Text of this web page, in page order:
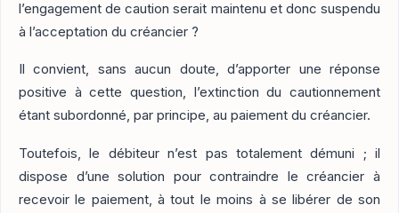
l’engagement de caution serait maintenu et donc suspendu
à l’acceptation du créancier ?
Il convient, sans aucun doute, d’apporter une réponse
positive à cette question, l’extinction du cautionnement
étant subordonné, par principe, au paiement du créancier.
Toutefois, le débiteur n’est pas totalement démuni ; il
dispose d’une solution pour contraindre le créancier à
recevoir le paiement, à tout le moins à se libérer de son